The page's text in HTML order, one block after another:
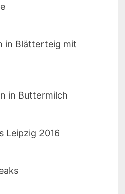
in Blätterteig mit
in Buttermilch
Leipzig 2016